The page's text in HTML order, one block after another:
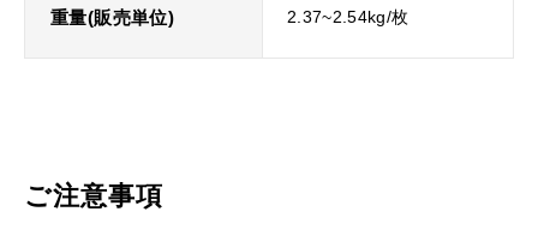
重量(販売単位) 2.37~2.54kg/枚
ご注意事項